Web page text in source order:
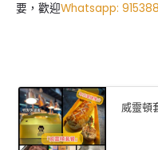
要，歡迎Whatsapp:
威靈